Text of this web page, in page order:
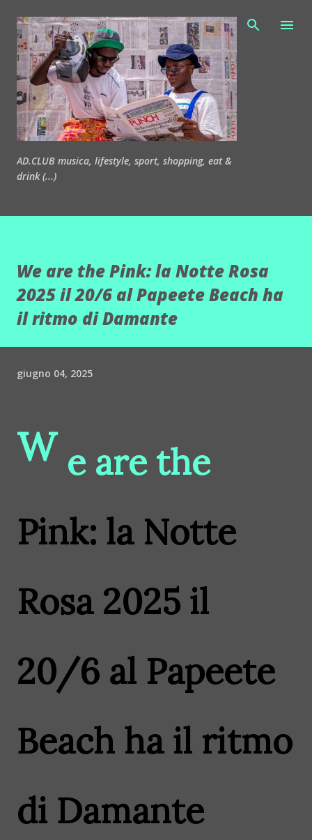
Passa ai contenuti principali
AD.CLUB musica, lifestyle, sport, shopping, eat &
drink (...)
We are the Pink: la Notte Rosa
2025 il 20/6 al Papeete Beach ha
il ritmo di Damante
giugno 04, 2025
W e are the
Pink: la Notte
Rosa 2025 il
20/6 al Papeete
Beach ha il ritmo
di Damante